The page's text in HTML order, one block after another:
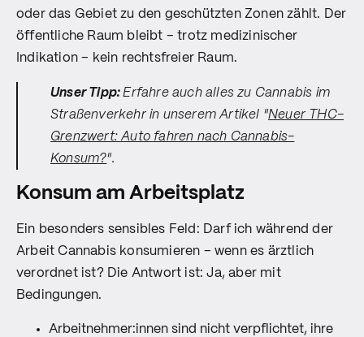
oder das Gebiet zu den geschützten Zonen zählt. Der
öffentliche Raum bleibt – trotz medizinischer
Indikation – kein rechtsfreier Raum.
Unser Tipp:Erfahre auch alles zu Cannabis im
Straßenverkehr in unserem Artikel "Neuer THC-
Grenzwert: Auto fahren nach Cannabis-
Konsum?".
Konsum am Arbeitsplatz
Ein besonders sensibles Feld: Darf ich während der
Arbeit Cannabis konsumieren – wenn es ärztlich
verordnet ist? Die Antwort ist: Ja, aber mit
Bedingungen.
Arbeitnehmer:innen sind nicht verpflichtet, ihre